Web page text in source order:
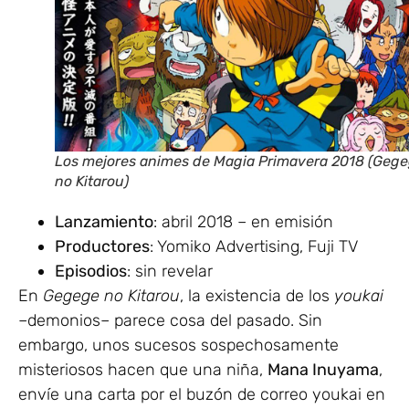
Los mejores animes de Magia Primavera 2018
no Kitarou)
Lanzamiento: abril 2018 – en emisión
Productores: Yomiko Advertising, Fuji TV
Episodios: sin revelar
En Gegege no Kitarou, la existencia de los youkai
–demonios– parece cosa del pasado. Sin
embargo, unos sucesos sospechosamente
misteriosos hacen que una niña, Mana Inuyama,
envíe una carta por el buzón de correo youkai en